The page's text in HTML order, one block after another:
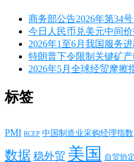
商务部公告2026年第34
今日人民币兑美元中间
2026年1至6月我国服务
特朗普下令限制关键矿
2026年5月全球经贸摩擦
标签
PMI RCEP 中国制造业采购经理指数
数据 稳外贸 美国 自贸协定